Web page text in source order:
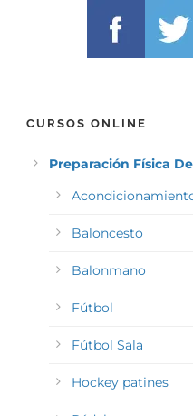
CURSOS ONLINE
Preparación Física
Baloncesto
Balonmano
Fútbol
Fútbol Sala
Hockey patines